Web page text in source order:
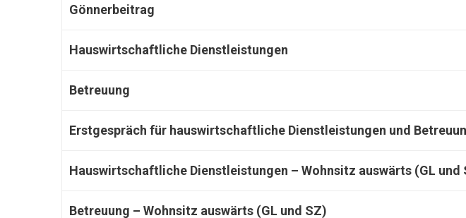
Gönnerbeitrag
Hauswirtschaftliche Dienstleistungen
Betreuung
Erstgespräch für hauswirtschaftliche Dienstleistungen und
Hauswirtschaftliche Dienstleistungen – Wohnsitz auswärts (GL und
Betreuung – Wohnsitz auswärts (GL und SZ)